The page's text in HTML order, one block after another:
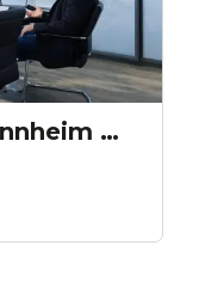
ecos work spaces Mannheim Meet 3